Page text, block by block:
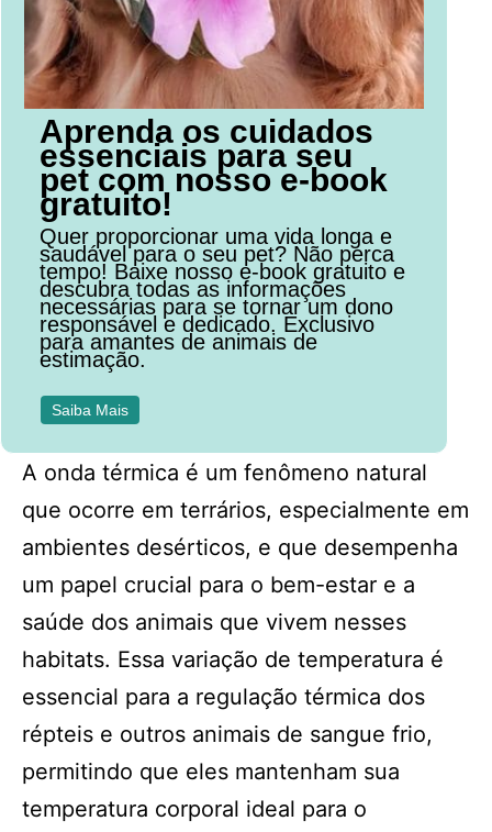
Aprenda os cuidados
essenciais para seu
pet com nosso e-book
gratuito!
Quer proporcionar uma vida longa e
saudável para o seu pet? Não perca
tempo! Baixe nosso e-book gratuito e
descubra todas as informações
necessárias para se tornar um dono
responsável e dedicado. Exclusivo
para amantes de animais de
estimação.
Saiba Mais
A onda térmica é um fenômeno natural
que ocorre em terrários, especialmente em
ambientes desérticos, e que desempenha
um papel crucial para o bem-estar e a
saúde dos animais que vivem nesses
habitats. Essa variação de temperatura é
essencial para a regulação térmica dos
répteis e outros animais de sangue frio,
permitindo que eles mantenham sua
temperatura corporal ideal para o